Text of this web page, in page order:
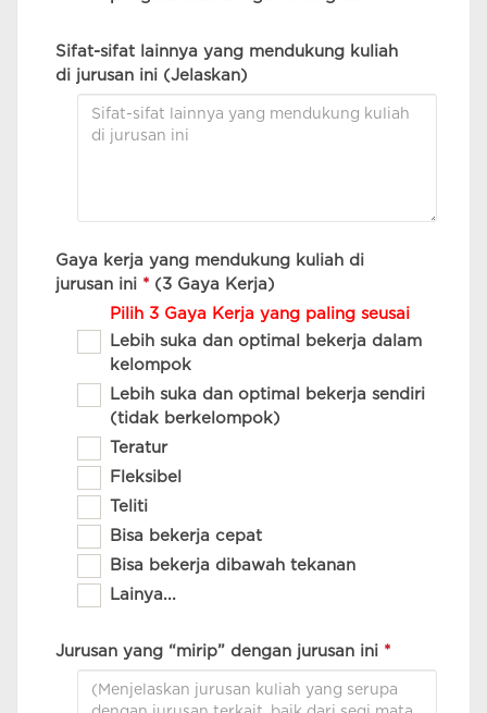
Sifat-sifat lainnya yang mendukung kuliah
di jurusan ini (Jelaskan)
Gaya kerja yang mendukung kuliah di
jurusan ini * (3 Gaya Kerja)
Pilih 3 Gaya Kerja yang paling seusai
Lebih suka dan optimal bekerja dalam
kelompok
Lebih suka dan optimal bekerja sendiri
(tidak berkelompok)
Teratur
Fleksibel
Teliti
Bisa bekerja cepat
Bisa bekerja dibawah tekanan
Lainya...
Jurusan yang “mirip” dengan jurusan ini *